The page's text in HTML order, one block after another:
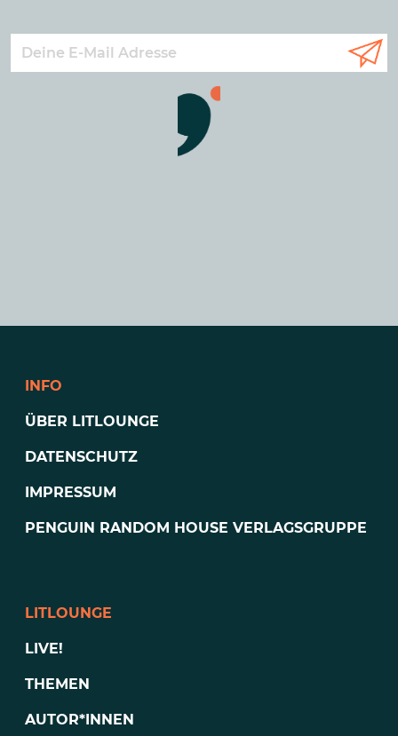
INFO
ÜBER LITLOUNGE
DATENSCHUTZ
IMPRESSUM
PENGUIN RANDOM HOUSE VERLAGSGRUPPE
LITLOUNGE
LIVE!
THEMEN
AUTOR*INNEN